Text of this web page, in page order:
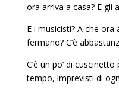
ora arriva a casa? E gli
E i musicisti? A che ora
fermano? C’è
C’è un po’ di
tempo, imprevisti di